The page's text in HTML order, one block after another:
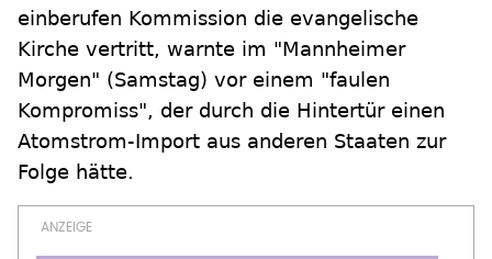
einberufen Kommission die evangelische
Kirche vertritt, warnte im "Mannheimer
Morgen" (Samstag) vor einem "faulen
Kompromiss", der durch die Hintertür einen
Atomstrom-Import aus anderen Staaten zur
Folge hätte.